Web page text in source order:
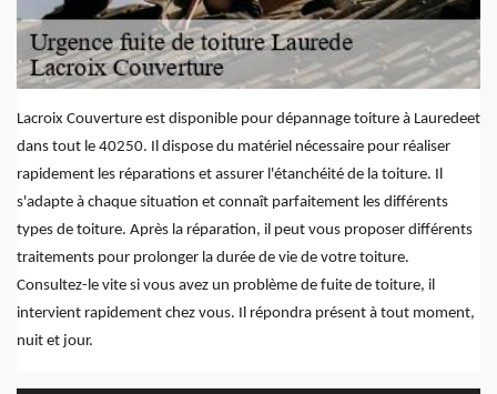
Lacroix Couverture est disponible pour dépannage toiture à Lauredeet
dans tout le 40250. Il dispose du matériel nécessaire pour réaliser
rapidement les réparations et assurer l'étanchéité de la toiture. Il
s'adapte à chaque situation et connaît parfaitement les différents
types de toiture. Après la réparation, il peut vous proposer différents
traitements pour prolonger la durée de vie de votre toiture.
Consultez-le vite si vous avez un problème de fuite de toiture, il
intervient rapidement chez vous. Il répondra présent à tout moment,
nuit et jour.